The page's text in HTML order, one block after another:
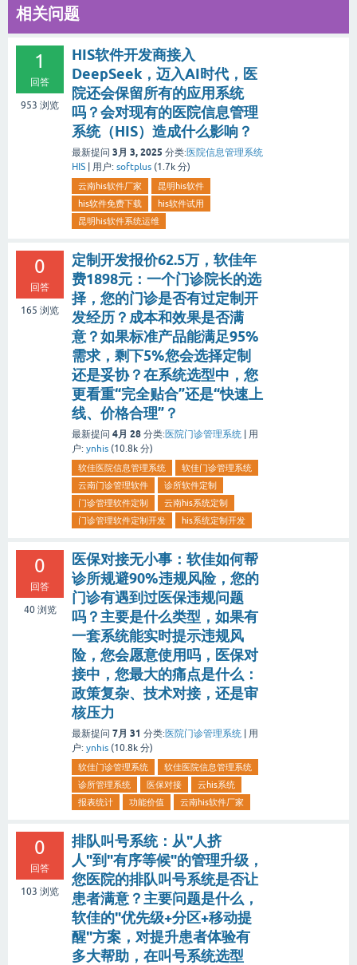
相关问题
1
回答
953 浏览
HIS软件开发商接入
DeepSeek，迈入AI时代，医
院还会保留所有的应用系统
吗？会对现有的医院信息管理
系统（HIS）造成什么影响？
最新提问 3月 3, 2025 分类:医院信息管理系统
HIS | 用户: softplus (1.7k 分)
云南his软件厂家
昆明his软件
his软件免费下载
his软件试用
昆明his软件系统运维
0
回答
165 浏览
定制开发报价62.5万，软佳年
费1898元：一个门诊院长的选
择，您的门诊是否有过定制开
发经历？成本和效果是否满
意？如果标准产品能满足95%
需求，剩下5%您会选择定制
还是妥协？在系统选型中，您
更看重“完全贴合”还是“快速上
线、价格合理”？
最新提问 4月 28 分类:医院门诊管理系统 | 用
户: ynhis (10.8k 分)
软佳医院信息管理系统
软佳门诊管理系统
云南门诊管理软件
诊所软件定制
门诊管理软件定制
云南his系统定制
门诊管理软件定制开发
his系统定制开发
0
回答
40浏览
医保对接无小事：软佳如何帮
诊所规避90%违规风险，您的
门诊有遇到过医保违规问题
吗？主要是什么类型，如果有
一套系统能实时提示违规风
险，您会愿意使用吗，医保对
接中，您最大的痛点是什么：
政策复杂、技术对接，还是审
核压力
最新提问 7月 31 分类:医院门诊管理系统 | 用
户: ynhis (10.8k 分)
软佳门诊管理系统
软佳医院信息管理系统
诊所管理系统
医保对接
云his系统
报表统计
功能价值 云南his软件厂家
0
回答
103 浏览
排队叫号系统：从"人挤
人"到"有序等候"的管理升级，
您医院的排队叫号系统是否让
患者满意？主要问题是什么，
软佳的"优先级+分区+移动提
醒"方案，对提升患者体验有
多大帮助，在叫号系统选型